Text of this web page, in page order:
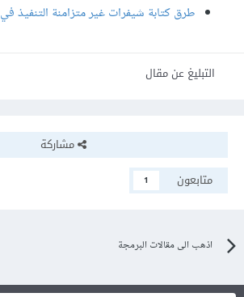
طرق كتابة شيفرات غير متزامنة التنفيذ في Node.js
التبليغ عن مقال
مشاركة
متابعون
1
اذهب الى مقالات البرمجة